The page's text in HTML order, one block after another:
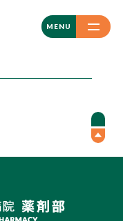
MENU
CLOSE